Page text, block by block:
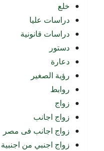
خلع
دراسات عليا
دراسات قانونية
دستور
دعارة
رؤية الصغير
روابط
زواج
زواج اجانب
زواج اجانب فى مصر
زواج اجنبي من اجنبية